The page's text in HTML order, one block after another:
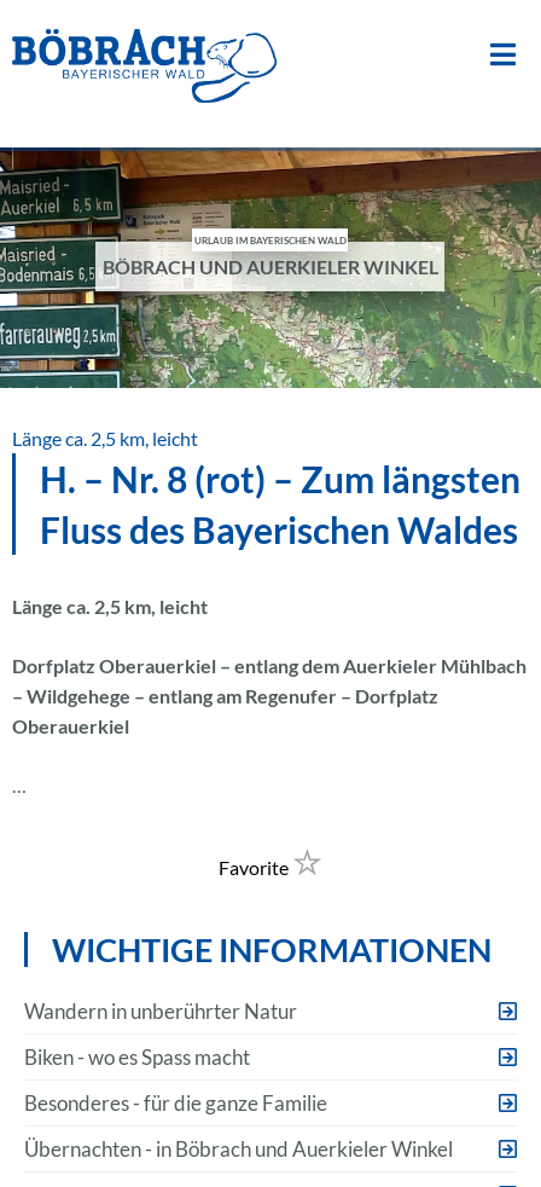
Inhalt
springen
Suche
nach:
BÖBRACH UND AUERKIELER WINKEL
URLAUB IM BAYERISCHEN WALD
Länge ca. 2,5 km, leicht
H. – Nr. 8 (rot) – Zum längsten
Fluss des Bayerischen Waldes
Länge ca. 2,5 km, leicht
Dorfplatz Oberauerkiel – entlang dem Auerkieler Mühlbach
– Wildgehege – entlang am Regenufer – Dorfplatz
Oberauerkiel
…
Favorite
WICHTIGE INFORMATIONEN
Wandern in unberührter Natur
Biken - wo es Spass macht
Besonderes - für die ganze Familie
Übernachten - in Böbrach und Auerkieler Winkel